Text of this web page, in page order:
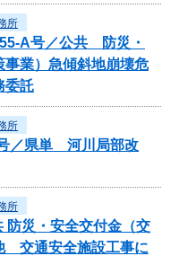
所
A号／公共 防災・
業）急傾斜地崩壊危
委託
所
／県単 河川局部改
所
災・安全交付金（交
交通安全施設工事に